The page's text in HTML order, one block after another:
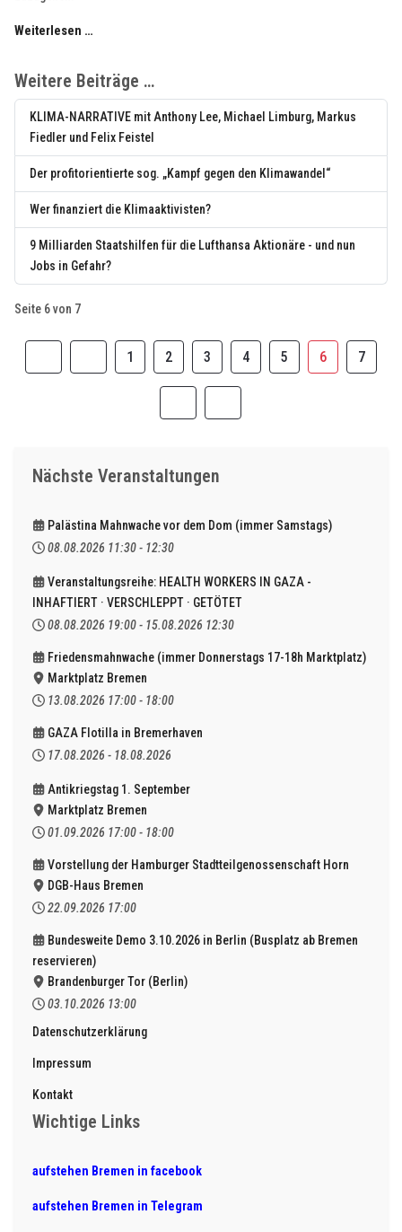
Weiterlesen …
Weitere Beiträge …
KLIMA-NARRATIVE mit Anthony Lee, Michael Limburg, Markus
Fiedler und Felix Feistel
Der profitorientierte sog. „Kampf gegen den Klimawandel“
Wer finanziert die Klimaaktivisten?
9 Milliarden Staatshilfen für die Lufthansa Aktionäre - und nun
Jobs in Gefahr?
Seite 6 von 7
1 2 3 4 5 6 7
Nächste Veranstaltungen
Palästina Mahnwache vor dem Dom (immer Samstags)
08.08.2026 11:30 - 12:30
Veranstaltungsreihe: HEALTH WORKERS IN GAZA -
INHAFTIERT · VERSCHLEPPT · GETÖTET
08.08.2026 19:00 - 15.08.2026 12:30
Friedensmahnwache (immer Donnerstags 17-18h Marktplatz)
Marktplatz Bremen
13.08.2026 17:00 - 18:00
GAZA Flotilla in Bremerhaven
17.08.2026 - 18.08.2026
Antikriegstag 1. September
Marktplatz Bremen
01.09.2026 17:00 - 18:00
Vorstellung der Hamburger Stadtteilgenossenschaft Horn
DGB-Haus Bremen
22.09.2026 17:00
Bundesweite Demo 3.10.2026 in Berlin (Busplatz ab Bremen
reservieren)
Brandenburger Tor (Berlin)
03.10.2026 13:00
Datenschutzerklärung
Impressum
Kontakt
Wichtige Links
aufstehen Bremen in facebook
aufstehen Bremen in Telegram